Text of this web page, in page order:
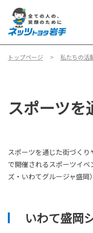
トップページ 私たちの活
スポーツを
スポーツを通じた街づく
で開催されるスポーツイ
ズ・いわてグルージャ盛岡
いわて盛岡